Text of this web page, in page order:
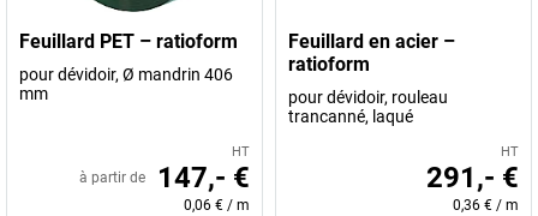
Feuillard PET – ratioform
pour dévidoir, Ø mandrin 406
mm
HT
à partir de 147,- €
0,06 € / m
Feuillard en acier –
ratioform
pour dévidoir, rouleau
trancanné, laqué
HT
291,- €
0,36 € / m